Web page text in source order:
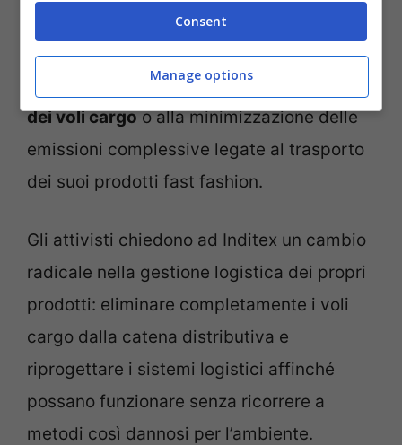
strategia logistica. Nel suo ultimo
Rapporto Annuale manca infatti qualsiasi
piano dedicato allariduzione dell’utilizzo
dei voli cargoo alla minimizzazione delle
emissioni complessive legate al trasporto
dei suoi prodotti fast fashion.
Gli attivisti chiedono ad Inditex un cambio
radicale nella gestione logistica dei propri
prodotti: eliminare completamente i voli
cargo dalla catena distributiva e
riprogettare i sistemi logistici affinché
possano funzionare senza ricorrere a
metodi così dannosi per l’ambiente.
Consent
Manage options